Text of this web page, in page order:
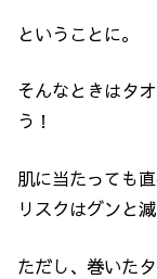
ということに。
そんなときはタ
う！
肌に当たっても
リスクはグンと減
ただし、巻いた